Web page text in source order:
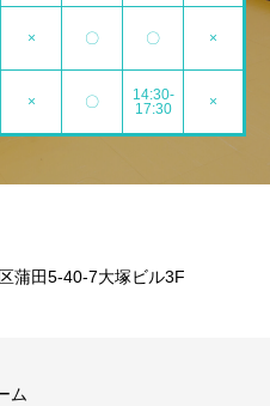
× 〇 〇 ×
× 〇
14:30-
17:30
×
蒲田5-40-7大塚ビル3F
ム